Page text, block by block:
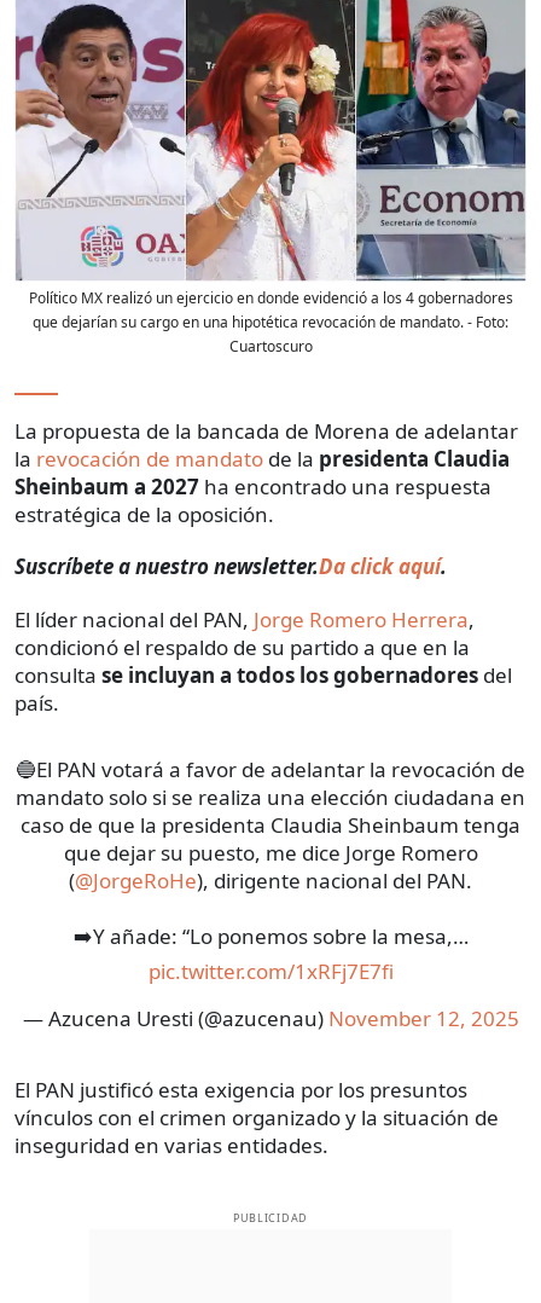
Político MX realizó un ejercicio en donde evidenció a los 4 gobernadores
que dejarían su cargo en una hipotética revocación de mandato.- Foto:
Cuartoscuro
La propuesta de la bancada de Morena de adelantar
la revocación de mandato de la presidenta Claudia
Sheinbaum a 2027 ha encontrado una respuesta
estratégica de la oposición.
Suscríbete a nuestro newsletter.Da click aquí.
El líder nacional del PAN, Jorge Romero Herrera,
condicionó el respaldo de su partido a que en la
consulta se incluyan a todos los gobernadores del
país.
🔵El PAN votará a favor de adelantar la revocación de
mandato solo si se realiza una elección ciudadana en
caso de que la presidenta Claudia Sheinbaum tenga
que dejar su puesto, me dice Jorge Romero
(@JorgeRoHe), dirigente nacional del PAN.
➡️Y añade: “Lo ponemos sobre la mesa,…
pic.twitter.com/1xRFj7E7fi
— Azucena Uresti (@azucenau) November 12, 2025
El PAN justificó esta exigencia por los presuntos
vínculos con el crimen organizado y la situación de
inseguridad en varias entidades.
PUBLICIDAD